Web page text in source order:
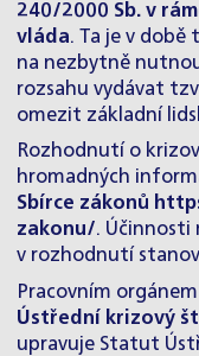
240/2000 Sb. v
vláda. Ta je v době
na nezbytně
rozsahu vydávat
omezit základní
Rozhodnutí o
hromadných
Sbírce zákonů
zakonu/. Účinnosti
v rozhodnutí
Pracovním
Ústřední krizový
upravuje Statut